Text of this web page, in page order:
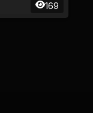
169